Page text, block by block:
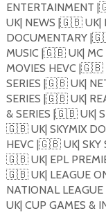
ENTERTAINMENT |
UK| NEWS |🇬🇧UK|
DOCUMENTARY |
MUSIC |🇬🇧UK| MC
MOVIES HEVC |🇬🇧
SERIES |🇬🇧UK|
SERIES |🇬🇧UK|
& SERIES |🇬🇧UK|
🇬🇧UK| SKYMIX
HEVC |🇬🇧UK| SKY
🇬🇧UK| EPL
🇬🇧UK| LEAGUE
NATIONAL LEAGUE
UK| CUP GAMES &